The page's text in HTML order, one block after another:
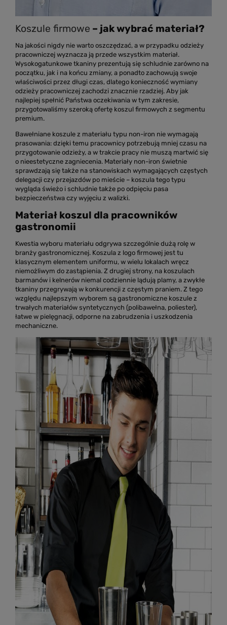
Koszule firmowe – jak wybrać materiał?
Na jakości nigdy nie warto oszczędzać, a w przypadku odzieży
pracowniczej wyznacza ją przede wszystkim materiał.
Wysokogatunkowe tkaniny prezentują się schludnie zarówno na
początku, jak i na końcu zmiany, a ponadto zachowują swoje
właściwości przez długi czas, dlatego konieczność wymiany
odzieży pracowniczej zachodzi znacznie rzadziej. Aby jak
najlepiej spełnić Państwa oczekiwania w tym zakresie,
przygotowaliśmy szeroką ofertę koszul firmowych z segmentu
premium.
Bawełniane koszule z materiału typu non-iron nie wymagają
prasowania: dzięki temu pracownicy potrzebują mniej czasu na
przygotowanie odzieży, a w trakcie pracy nie muszą martwić się
o nieestetyczne zagniecenia. Materiały non-iron świetnie
sprawdzają się także na stanowiskach wymagających częstych
delegacji czy przejazdów po mieście – koszula tego typu
wygląda świeżo i schludnie także po odpięciu pasa
bezpieczeństwa czy wyjęciu z walizki.
Materiał koszul dla pracowników
gastronomii
Kwestia wyboru materiału odgrywa szczególnie dużą rolę w
branży gastronomicznej. Koszula z logo firmowej jest tu
klasycznym elementem uniformu, w wielu lokalach wręcz
niemożliwym do zastąpienia. Z drugiej strony, na koszulach
barmanów i kelnerów niemal codziennie lądują plamy, a zwykłe
tkaniny przegrywają w konkurencji z częstym praniem. Z tego
względu najlepszym wyborem są gastronomiczne koszule z
trwałych materiałów syntetycznych (polibawełna, poliester),
łatwe w pielęgnacji, odporne na zabrudzenia i uszkodzenia
mechaniczne.